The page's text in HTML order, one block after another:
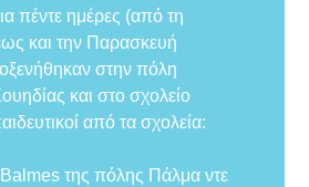
πέντε ημέρες (από τη
και την Παρασκευή
στην πόλη
και στο σχολείο
από τα σχολεία:
της πόλης Πάλμα ντε